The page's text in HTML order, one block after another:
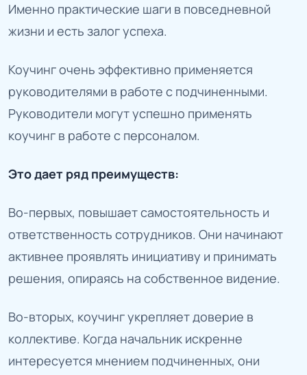
Именно практические шаги в повседневной
жизни и есть залог успеха.
Коучинг очень эффективно применяется
руководителями в работе с подчиненными.
Руководители могут успешно применять
коучинг в работе с персоналом.
Это дает ряд преимуществ:
Во-первых, повышает самостоятельность и
ответственность сотрудников. Они начинают
активнее проявлять инициативу и принимать
решения, опираясь на собственное видение.
Во-вторых, коучинг укрепляет доверие в
коллективе. Когда начальник искренне
интересуется мнением подчиненных, они